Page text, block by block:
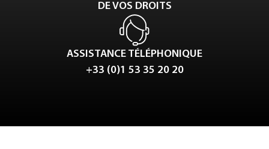
DE VOS DROITS
ASSISTANCE TÉLÉPHONIQUE
+33 (0)1 53 35 20 20